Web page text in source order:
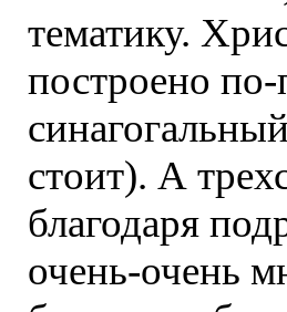
тематику.
построено
стоит). А
благодаря
очень-очень